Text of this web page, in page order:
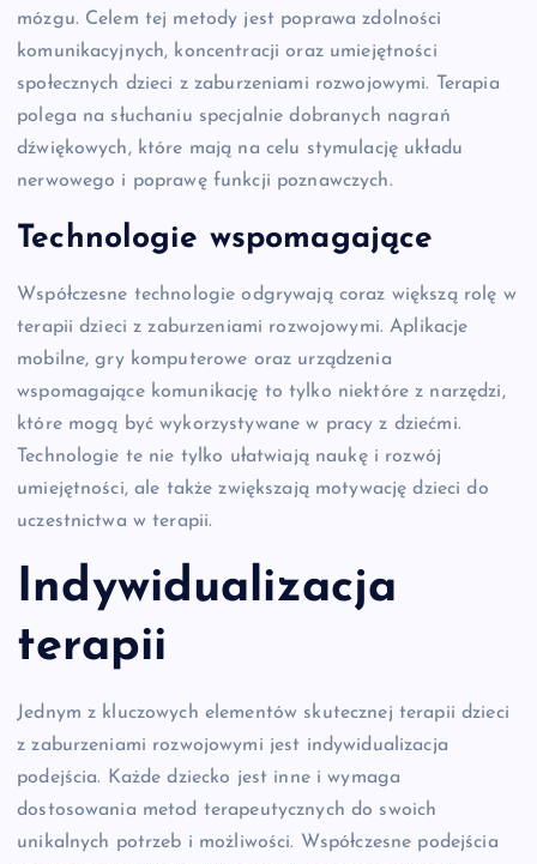
mózgu. Celem tej metody jest poprawa zdolności
komunikacyjnych, koncentracji oraz umiejętności
społecznych dzieci z zaburzeniami rozwojowymi. Terapia
polega na słuchaniu specjalnie dobranych nagrań
dźwiękowych, które mają na celu stymulację układu
nerwowego i poprawę funkcji poznawczych.
Technologie wspomagające
Współczesne technologie odgrywają coraz większą rolę w
terapii dzieci z zaburzeniami rozwojowymi. Aplikacje
mobilne, gry komputerowe oraz urządzenia
wspomagające komunikację to tylko niektóre z narzędzi,
które mogą być wykorzystywane w pracy z dziećmi.
Technologie te nie tylko ułatwiają naukę i rozwój
umiejętności, ale także zwiększają motywację dzieci do
uczestnictwa w terapii.
Indywidualizacja
terapii
Jednym z kluczowych elementów skutecznej terapii dzieci
z zaburzeniami rozwojowymi jest indywidualizacja
podejścia. Każde dziecko jest inne i wymaga
dostosowania metod terapeutycznych do swoich
unikalnych potrzeb i możliwości. Współczesne podejścia